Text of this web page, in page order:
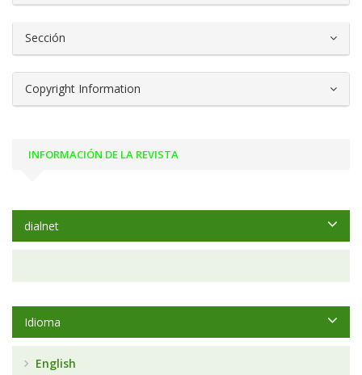
Sección
Copyright Information
INFORMACIÓN DE LA REVISTA
dialnet
Idioma
English